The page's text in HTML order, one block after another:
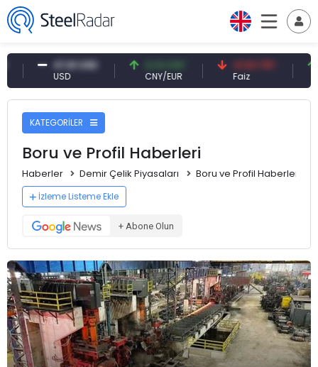
0,13 CNY
CNY/EUR Faiz
83,27 USD
Petrol(brent)
KATEGORİLER
Boru ve Profil Haberleri
Haberler Demir Çelik Piyasaları Boru ve Profil Haberleri
İzleme Listeme Ekle
+ Abone Olun